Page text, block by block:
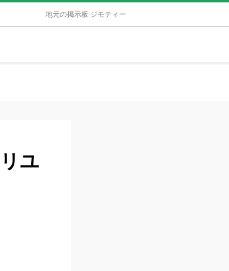
地元の掲示板 ジモティー
ユ